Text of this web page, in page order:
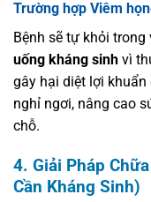
Trường hợp Viêm
Bệnh sẽ tự khỏi
uống kháng sinh vì
gây hại diệt lợi
nghỉ ngơi, nâng cao
chỗ.
4. Giải Pháp
Cần Kháng Sinh)